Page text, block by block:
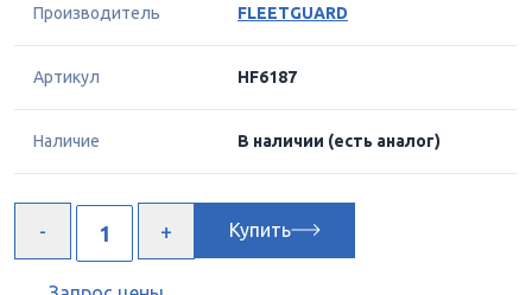
Производитель FLEETGUARD
Артикул HF6187
Наличие В наличии (есть аналог)
Купить